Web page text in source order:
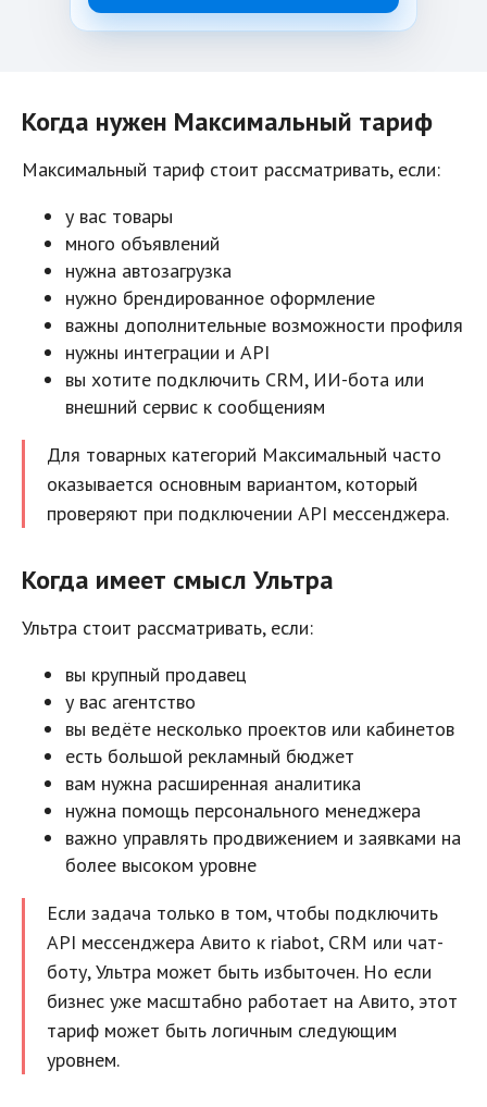
Когда нужен Максимальный тариф
Максимальный тариф стоит рассматривать, если:
у вас товары
много объявлений
нужна автозагрузка
нужно брендированное оформление
важны дополнительные возможности профиля
нужны интеграции и API
вы хотите подключить CRM, ИИ-бота или
внешний сервис к сообщениям
Для товарных категорий Максимальный часто
оказывается основным вариантом, который
проверяют при подключении API мессенджера.
Когда имеет смысл Ультра
Ультра стоит рассматривать, если:
вы крупный продавец
у вас агентство
вы ведёте несколько проектов или кабинетов
есть большой рекламный бюджет
вам нужна расширенная аналитика
нужна помощь персонального менеджера
важно управлять продвижением и заявками на
более высоком уровне
Если задача только в том, чтобы подключить
API мессенджера Авито к riabot, CRM или чат-
боту, Ультра может быть избыточен. Но если
бизнес уже масштабно работает на Авито, этот
тариф может быть логичным следующим
уровнем.